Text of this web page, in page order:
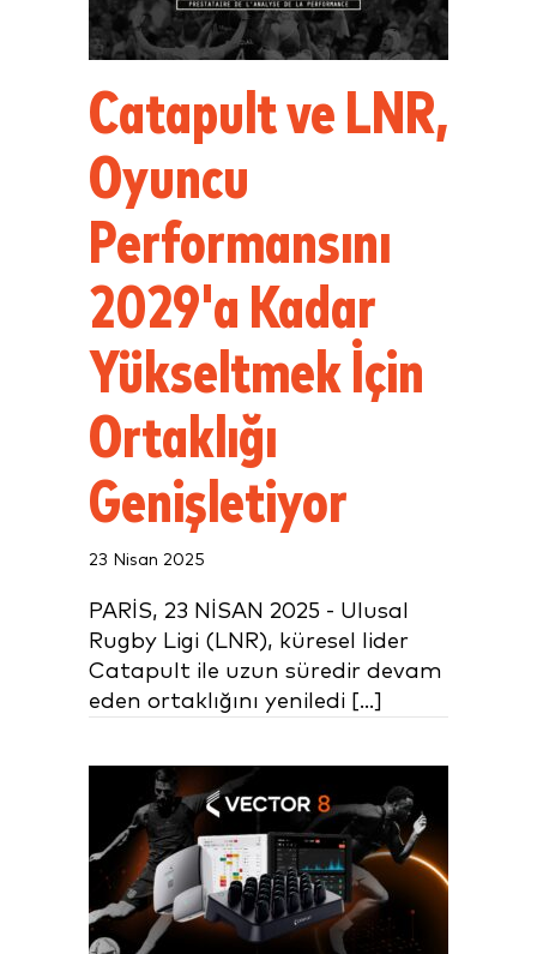
Catapult ve LNR,
Oyuncu
Performansını
2029'a Kadar
Yükseltmek İçin
Ortaklığı
Genişletiyor
23 Nisan 2025
PARİS, 23 NİSAN 2025 - Ulusal
Rugby Ligi (LNR), küresel lider
Catapult ile uzun süredir devam
eden ortaklığını yeniledi [...]